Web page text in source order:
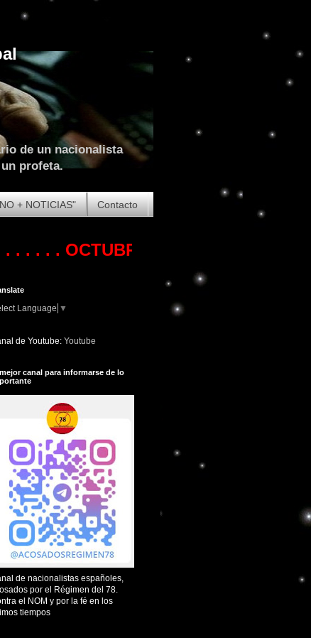
de un nacionalista
profeta.
+ NOTICIAS" Contacto
OCTUBRE DE 2023. COMIENZA LA
Language ▼
de Youtube: Youtube
canal para informarse de lo
de nacionalistas españoles,
por el Régimen del 78.
el NOM y por la fé en los
tiempos